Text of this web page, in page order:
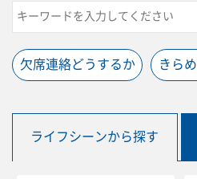
欠席連絡どうするか きら
ライフシーンから探す